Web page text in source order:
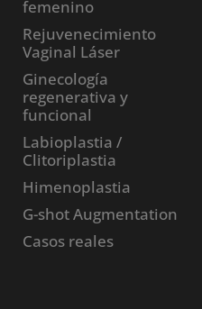
femenino
Rejuvenecimiento
Vaginal Láser
Ginecología
regenerativa y
funcional
Labioplastia /
Clitoriplastia
Himenoplastia
G-shot Augmentation
Casos reales